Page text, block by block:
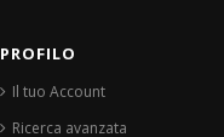
PROFILO
Il tuo Account
Ricerca avanzata